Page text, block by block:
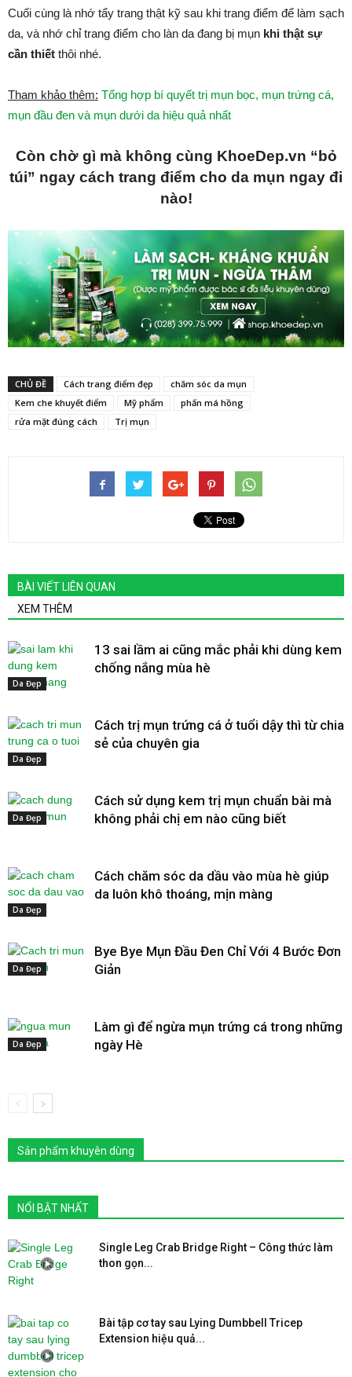
Cuối cùng là nhớ tẩy trang thật kỹ sau khi trang điểm để làm sạch
da, và nhớ chỉ trang điểm cho làn da đang bị mụn khi thật sự
cần thiết thôi nhé.
Tham khảo thêm: Tổng hợp bí quyết trị mụn bọc, mụn trứng cá,
mụn đầu đen và mụn dưới da hiệu quả nhất
Còn chờ gì mà không cùng KhoeDep.vn “bỏ
túi” ngay cách trang điểm cho da mụn ngay đi
nào!
CHỦ ĐỀ Cách trang điểm đẹp
chăm sóc da mụn
Kem che khuyết điểm
Mỹ phẩm
phấn má hồng
rửa mặt đúng cách
Trị mụn
BÀI VIẾT LIÊN QUAN
XEM THÊM
Da Đẹp
13 sai lầm ai cũng mắc phải khi dùng kem
chống nắng mùa hè
Da Đẹp
Cách trị mụn trứng cá ở tuổi dậy thì từ chia
sẻ của chuyên gia
Da Đẹp
Cách sử dụng kem trị mụn chuẩn bài mà
không phải chị em nào cũng biết
Da Đẹp
Cách chăm sóc da dầu vào mùa hè giúp
da luôn khô thoáng, mịn màng
Da Đẹp
Bye Bye Mụn Đầu Đen Chỉ Với 4 Bước Đơn
Giản
Da Đẹp
Làm gì để ngừa mụn trứng cá trong những
ngày Hè
Sản phẩm khuyên dùng
NỔI BẬT NHẤT
Single Leg Crab Bridge Right – Công thức làm
thon gọn...
Bài tập cơ tay sau Lying Dumbbell Tricep
Extension hiệu quả...